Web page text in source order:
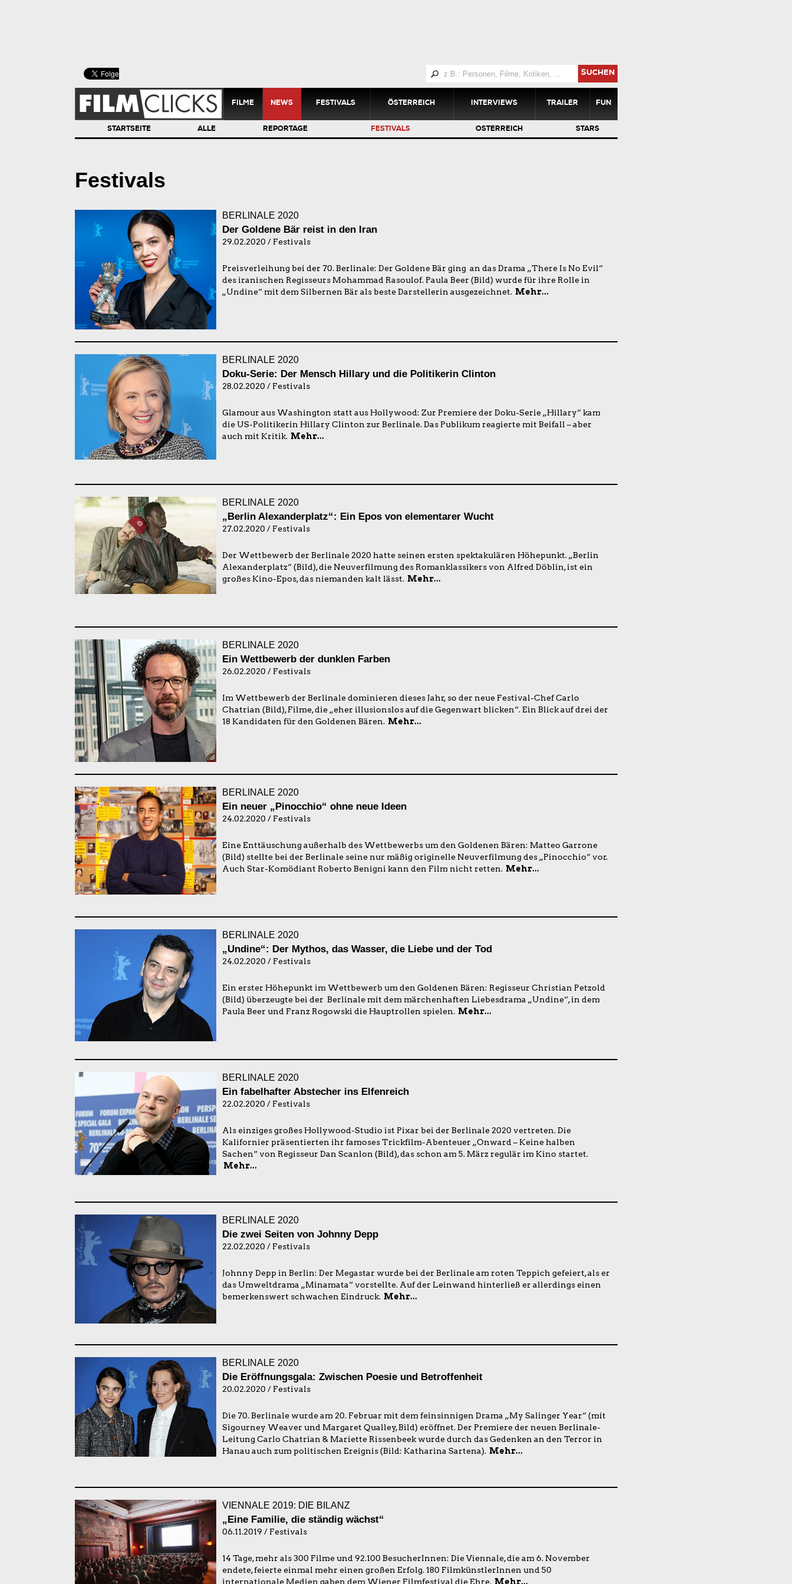
SUCHEN
FILME NEWS FESTIVALS ÖSTERREICH INTERVIEWS TRAILER FUN
STARTSEITE ALLE REPORTAGE FESTIVALS ÖSTERREICH STARS
Festivals
BERLINALE 2020
Der Goldene Bär reist in den Iran
29.02.2020 / Festivals
Preisverleihung bei der 70. Berlinale: Der Goldene Bär ging an das Drama „There Is No Evil“
des iranischen Regisseurs Mohammad Rasoulof. Paula Beer (Bild) wurde für ihre Rolle in
„Undine“ mit dem Silbernen Bär als beste Darstellerin ausgezeichnet. Mehr...
BERLINALE 2020
Doku-Serie: Der Mensch Hillary und die Politikerin Clinton
28.02.2020 / Festivals
Glamour aus Washington statt aus Hollywood: Zur Premiere der Doku-Serie „Hillary“ kam
die US-Politikerin Hillary Clinton zur Berlinale. Das Publikum reagierte mit Beifall – aber
auch mit Kritik. Mehr...
BERLINALE 2020
„Berlin Alexanderplatz“: Ein Epos von elementarer Wucht
27.02.2020 / Festivals
Der Wettbewerb der Berlinale 2020 hatte seinen ersten spektakulären Höhepunkt. „Berlin
Alexanderplatz“ (Bild), die Neuverfilmung des Romanklassikers von Alfred Döblin, ist ein
großes Kino-Epos, das niemanden kalt lässt. Mehr...
BERLINALE 2020
Ein Wettbewerb der dunklen Farben
26.02.2020 / Festivals
Im Wettbewerb der Berlinale dominieren dieses Jahr, so der neue Festival-Chef Carlo
Chatrian (Bild), Filme, die „eher illusionslos auf die Gegenwart blicken“. Ein Blick auf drei der
18 Kandidaten für den Goldenen Bären. Mehr...
BERLINALE 2020
Ein neuer „Pinocchio“ ohne neue Ideen
24.02.2020 / Festivals
Eine Enttäuschung außerhalb des Wettbewerbs um den Goldenen Bären: Matteo Garrone
(Bild) stellte bei der Berlinale seine nur mäßig originelle Neuverfilmung des „Pinocchio“ vor.
Auch Star-Komödiant Roberto Benigni kann den Film nicht retten. Mehr...
BERLINALE 2020
„Undine“: Der Mythos, das Wasser, die Liebe und der Tod
24.02.2020 / Festivals
Ein erster Höhepunkt im Wettbewerb um den Goldenen Bären: Regisseur Christian Petzold
(Bild) überzeugte bei der Berlinale mit dem märchenhaften Liebesdrama „Undine“, in dem
Paula Beer und Franz Rogowski die Hauptrollen spielen. Mehr...
BERLINALE 2020
Ein fabelhafter Abstecher ins Elfenreich
22.02.2020 / Festivals
Als einziges großes Hollywood-Studio ist Pixar bei der Berlinale 2020 vertreten. Die
Kalifornier präsentierten ihr famoses Trickfilm-Abenteuer „Onward – Keine halben
Sachen“ von Regisseur Dan Scanlon (Bild), das schon am 5. März regulär im Kino startet.
Mehr...
BERLINALE 2020
Die zwei Seiten von Johnny Depp
22.02.2020 / Festivals
Johnny Depp in Berlin: Der Megastar wurde bei der Berlinale am roten Teppich gefeiert, als er
das Umweltdrama „Minamata“ vorstellte. Auf der Leinwand hinterließ er allerdings einen
bemerkenswert schwachen Eindruck. Mehr...
BERLINALE 2020
Die Eröffnungsgala: Zwischen Poesie und Betroffenheit
20.02.2020 / Festivals
Die 70. Berlinale wurde am 20. Februar mit dem feinsinnigen Drama „My Salinger Year“ (mit
Sigourney Weaver und Margaret Qualley, Bild) eröffnet. Der Premiere der neuen Berlinale-
Leitung Carlo Chatrian & Mariette Rissenbeek wurde durch das Gedenken an den Terror in
Hanau auch zum politischen Ereignis (Bild: Katharina Sartena). Mehr...
VIENNALE 2019: DIE BILANZ
„Eine Familie, die ständig wächst“
06.11.2019 / Festivals
14 Tage, mehr als 300 Filme und 92.100 BesucherInnen: Die Viennale, die am 6. November
endete, feierte einmal mehr einen großen Erfolg. 180 FilmkünstlerInnen und 50
internationale Medien gaben dem Wiener Filmfestival die Ehre. Mehr...